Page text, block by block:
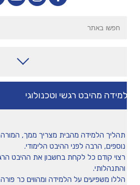
מאמרים
טיפים
משחקים ופעילויות
מהיבט רגשי וטכנולוגי
תהליך הלמידה מהבית מצריך ממך, המורה,
נוספים, הרבה לפני ההיבט הלימודי.
רצוי קודם כל לקחת בחשבון את ההיבט הרגשי,
והתנהלותי.
הללו משפיעים על הלמידה ומהווים כר פורה